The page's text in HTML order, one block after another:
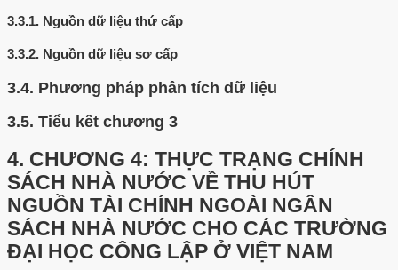
3.3.1. Nguồn dữ liệu thứ cấp
3.3.2. Nguồn dữ liệu sơ cấp
3.4. Phương pháp phân tích dữ liệu
3.5. Tiểu kết chương 3
4. CHƯƠNG 4: THỰC TRẠNG CHÍNH
SÁCH NHÀ NƯỚC VỀ THU HÚT
NGUỒN TÀI CHÍNH NGOÀI NGÂN
SÁCH NHÀ NƯỚC CHO CÁC TRƯỜNG
ĐẠI HỌC CÔNG LẬP Ở VIỆT NAM